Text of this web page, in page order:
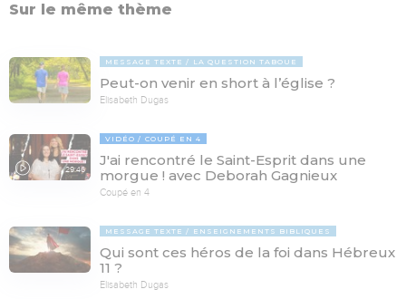
Sur le même thème
MESSAGE TEXTE LA QUESTION TABOUE
Peut-on venir en short à l’église ?
Elisabeth Dugas
29:46
VIDÉO COUPÉ EN 4
J'ai rencontré le Saint-Esprit dans une
morgue ! avec Deborah Gagnieux
Coupé en 4
MESSAGE TEXTE ENSEIGNEMENTS BIBLIQUES
Qui sont ces héros de la foi dans Hébreux
11 ?
Elisabeth Dugas